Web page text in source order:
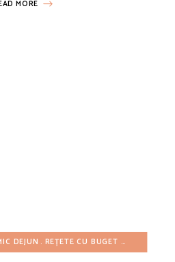
MORE
DEJUN REȚETE CU BUGET REDUS